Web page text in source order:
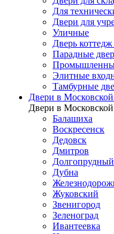
Для
Двери для
Уличные
Дверь
Парадные
Элитные
Тамбурные
Двери в Московской
Двери в Московской
Балашиха
Воскресенск
Дедовск
Дмитров
Долгопрудный
Дубна
Жуковский
Звенигород
Зеленоград
Ивантеевка